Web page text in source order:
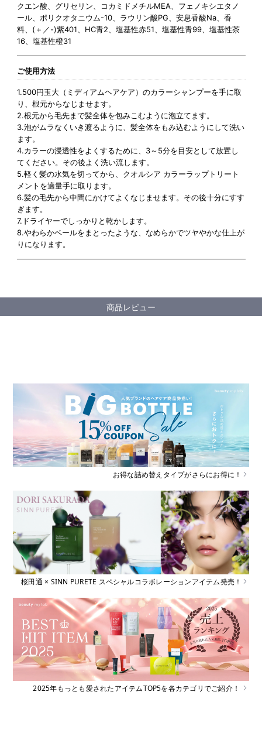
クエン酸、グリセリン、コカミドメチルMEA、フェノキシエタノ
ール、ポリクオタニウム-10、ラウリン酸PG、安息香酸Na、香
料、(＋／-)紫401、HC青2、塩基性赤51、塩基性青99、塩基性茶
16、塩基性橙31
ご使用方法
1.500円玉大（ミディアムヘアケア）のカラーシャンプーを手に取
り、根元からなじませます。
2.根元から毛先まで髪全体を包みこむように泡立てます。
3.泡がムラなくいき渡るように、髪全体をもみ込むようにして洗い
ます。
4.カラーの浸透性をよくするために、3～5分を目安として放置し
てください。その後よく洗い流します。
5.軽く髪の水気を切ってから、クオルシア カラーラップトリート
メントを適量手に取ります。
6.髪の毛先から中間にかけてよくなじませます。その後十分にすす
ぎます。
7.ドライヤーでしっかりと乾かします。
8.やわらかベールをまとったような、なめらかでツヤやかな仕上が
りになります。
商品レビュー
お得な詰め替えタイプがさらにお得に！
桜田通 × SINN PURETE スペシャルコラボレーションアイテム発売！
2025年もっとも愛されたアイテムTOP5を各カテゴリでご紹介！